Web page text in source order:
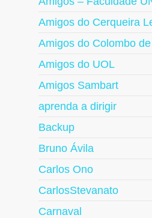
Amigos do Cerqueira
Amigos do Colombo
Amigos do UOL
Amigos Sambart
aprenda a dirigir
Backup
Bruno Ávila
Carlos Ono
CarlosStevanato
Carnaval